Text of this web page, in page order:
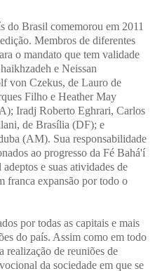
do Brasil comemorou em 2011
Membros de diferentes
o mandato que tem validade
e Neissan
von Czekus, de Lauro de
Filho e Heather May
Iradj Roberto Eghrari, Carlos
de Brasília (DF); e
(AM). Sua responsabilidade
ao progresso da Fé Bahá'í
e suas atividades de
franca expansão por todo o
por todas as capitais e mais
do país. Assim como em todo
realização de reuniões de
da sociedade em que se